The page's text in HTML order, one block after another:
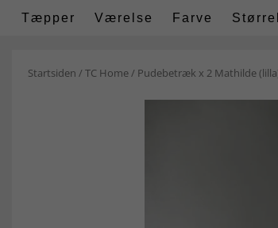
Tæpper Værelse Farve
Startsiden /TC Home/ Pudebetræk x 2 Mathilde